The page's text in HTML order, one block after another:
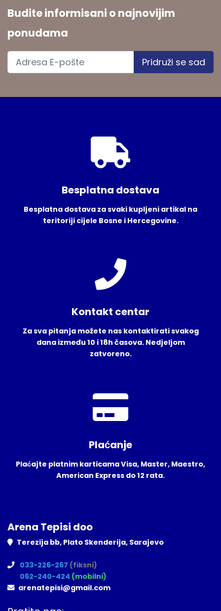
Budite informisani o najnovijim
ponudama
Pridruži se sad
Besplatna dostava
Besplatna dostava za svaki kupljeni artikal na
teritoriji cijele Bosne i Hercegovine.
Kontakt centar
Za sva pitanja možete nas kontaktirati svakog
dana između 10 i 18h časova. Nedjeljom
zatvoreno.
Plaćanje
Plaćajte platnim karticama Visa, Master, Maestro,
American Express do 12 rata.
Arena Tepisi doo
Terezija bb, Plato Skenderija, Sarajevo
033-226-267 (fiksni)
062-240-424 (mobilni)
arenatepisi@gmail.com